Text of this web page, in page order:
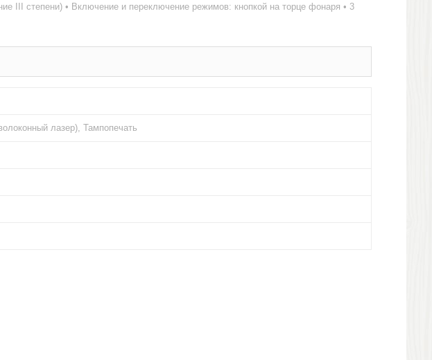
III степени) • Включение и переключение режимов: кнопкой на торце фонаря • 3
лазер), Тампопечать